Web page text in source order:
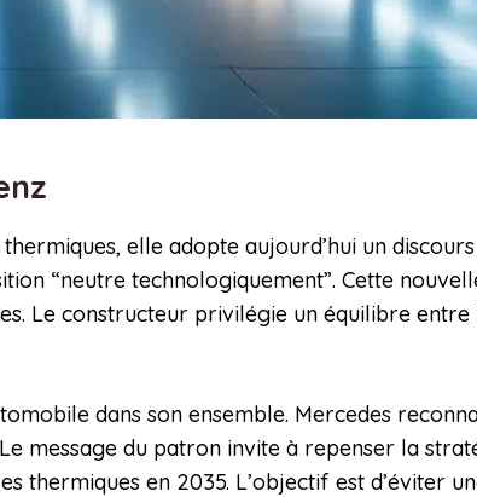
elle adopte aujourd’hui un
“neutre technologiquement”. Cette
Le constructeur privilégie un équilibre
dans son ensemble. Mercedes
message du patron invite à repenser la
thermiques en 2035. L’objectif est d’éviter